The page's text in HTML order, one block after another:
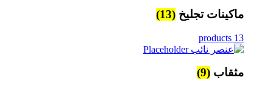
ماكينات تجليخ (13)
13 products
مثقاب (9)